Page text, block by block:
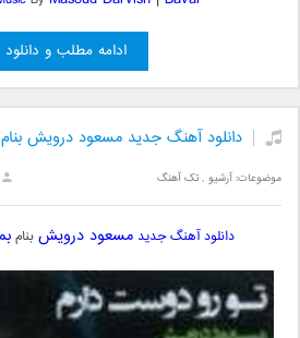
ادامه مطلب و دانلود
دانلود آهنگ جدید مسعود درویش
موضوعات:آرشیو ,تک آهنگ
دانلود آهنگ جدید مسعود درویشبنام